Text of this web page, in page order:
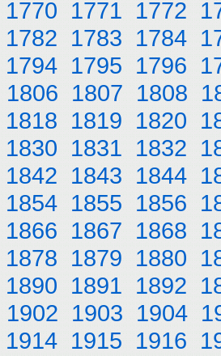
1770 1771 1772
1782 1783 1784
1794 1795 1796
1806 1807 1808
1818 1819 1820
1830 1831 1832
1842 1843 1844
1854 1855 1856
1866 1867 1868
1878 1879 1880
1890 1891 1892
1902 1903 1904
1914 1915 1916